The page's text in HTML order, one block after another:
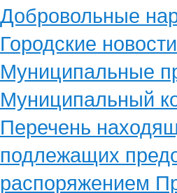
Добровольные
Городские новости
Муниципальные
Муниципальный
Перечень
подлежащих
распоряжением